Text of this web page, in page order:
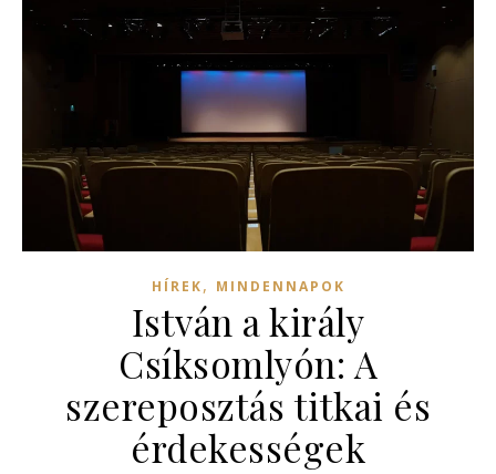
HÍREK, MINDENNAPOK
István a király
Csíksomlyón: A
szereposztás titkai és
érdekességek